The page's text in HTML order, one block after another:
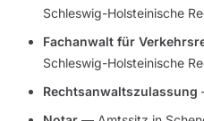
Schleswig-Holsteinische
Fachanwalt für
Schleswig-Holsteinische
Rechtsanwaltszulassung